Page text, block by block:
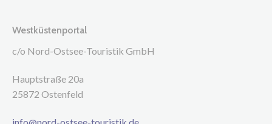
Westküstenportal
c/o Nord-Ostsee-Touristik GmbH
Hauptstraße 20a
25872 Ostenfeld